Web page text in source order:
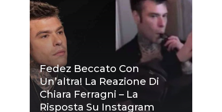
Fedez Beccato Con
Un’altra! La Reazione Di
Chiara Ferragni – La
Risposta Su Instagram